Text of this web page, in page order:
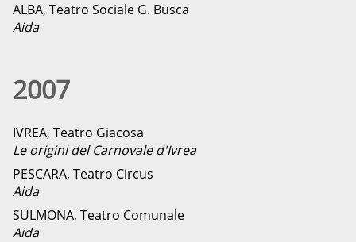
ALBA, Teatro Sociale G. Busca
Aida
2007
IVREA, Teatro Giacosa
Le origini del Carnovale d'Ivrea
PESCARA, Teatro Circus
Aida
SULMONA, Teatro Comunale
Aida